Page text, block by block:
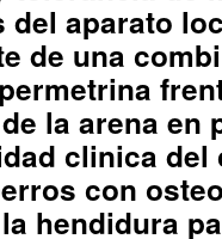
del aparato
de una
la arena en
clinica del
con
hendidura